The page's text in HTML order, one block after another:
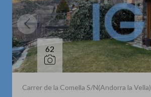
62
Carrer de la Comella S/N(Andorra la Vella)